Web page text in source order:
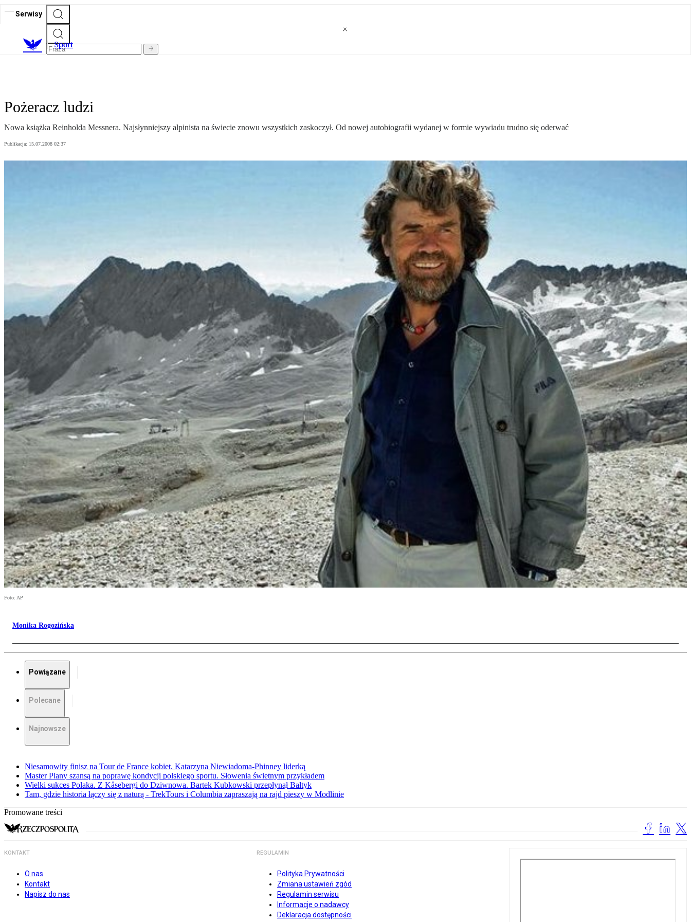
Serwisy
Sport
Pożeracz ludzi
Nowa książka Reinholda Messnera. Najsłynniejszy alpinista na świecie znowu wszystkich zaskoczył. Od nowej autobiografii wydanej w formie wywiadu trudno się oderwać
Publikacja: 15.07.2008 02:37
Foto: AP
Monika Rogozińska
Powiązane
Polecane
Najnowsze
Niesamowity finisz na Tour de France kobiet. Katarzyna Niewiadoma-Phinney liderką
Master Plany szansą na poprawę kondycji polskiego sportu. Słowenia świetnym przykładem
Wielki sukces Polaka. Z Kåsebergi do Dziwnowa. Bartek Kubkowski przepłynął Bałtyk
Tam, gdzie historia łączy się z naturą - TrekTours i Columbia zapraszają na rajd pieszy w Modlinie
Promowane treści
KONTAKT
O nas
Kontakt
Napisz do nas
REGULAMIN
Polityka Prywatności
Zmiana ustawień zgód
Regulamin serwisu
Informacje o nadawcy
Deklaracja dostępności